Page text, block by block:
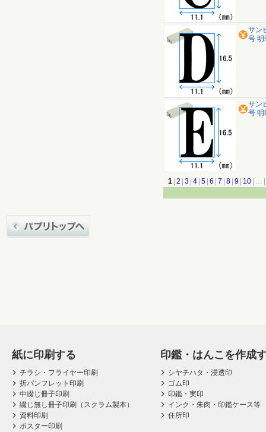
サン
号 明
サン
号 明
1 2 3 4 5 6 7 8 9 10 …
紙に印刷する
チラシ・フライヤー印刷
折パンフレット印刷
中綴じ冊子印刷
綴じ無し冊子印刷（スクラム製本）
資料印刷
ポスター印刷
印鑑・はんこを作成
シヤチハタ・浸透印
ゴム印
印鑑・実印
インク・朱肉・印鑑ケース等
住所印